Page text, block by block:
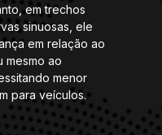
em trechos
sinuosas, ele
em relação ao
mesmo ao
menor
para veículos.